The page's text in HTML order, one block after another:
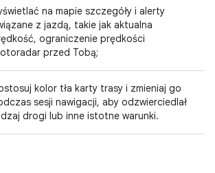
na mapie szczegóły i alerty
z jazdą, takie jak aktualna
ograniczenie prędkości
przed Tobą;
kolor tła karty trasy i zmieniaj go
sesji nawigacji, aby odzwierciedlał
drogi lub inne istotne warunki.